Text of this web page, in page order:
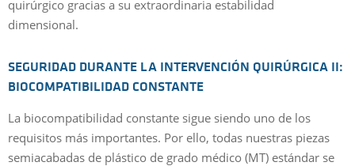
quirúrgico gracias a su extraordinaria estabilidad
dimensional.
SEGURIDAD DURANTE LA INTERVENCIÓN QUIRÚRGICA II:
BIOCOMPATIBILIDAD CONSTANTE
La biocompatibilidad constante sigue siendo uno de los
requisitos más importantes. Por ello, todas nuestras piezas
semiacabadas de plástico de grado médico (MT) estándar se